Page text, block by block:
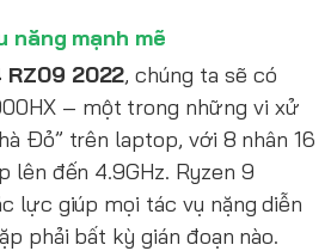
năng mạnh mẽ
RZ09 2022, chúng ta sẽ có
– một trong những vi xử
Đỏ” trên laptop, với 8 nhân 16
lên đến 4.9GHz. Ryzen 9
lực giúp mọi tác vụ nặng diễn
phải bất kỳ gián đoạn nào.